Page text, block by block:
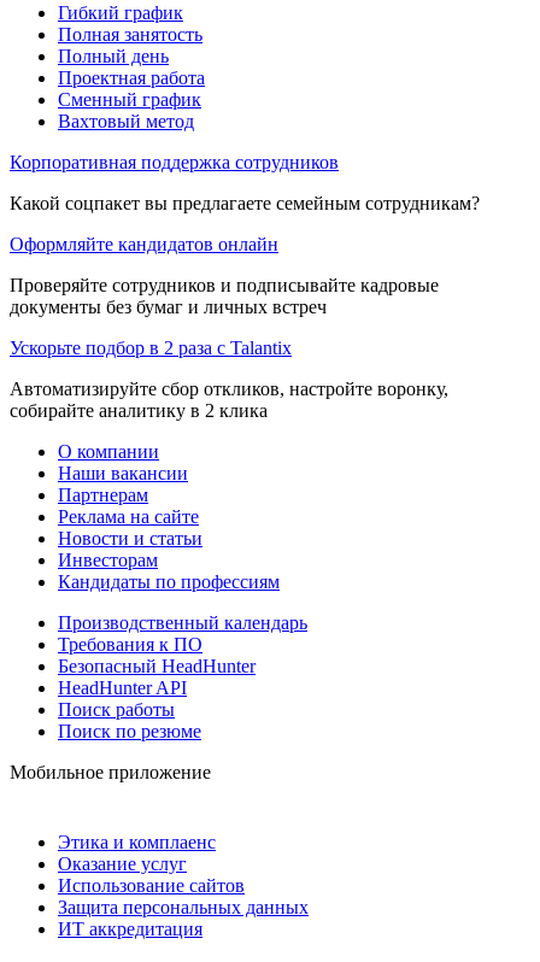
Гибкий график
Полная занятость
Полный день
Проектная работа
Сменный график
Вахтовый метод
Корпоративная поддержка сотрудников
Какой соцпакет вы предлагаете семейным сотрудникам?
Оформляйте кандидатов онлайн
Проверяйте сотрудников и подписывайте кадровые
документы без бумаг и личных встреч
Ускорьте подбор в 2 раза с Talantix
Автоматизируйте сбор откликов, настройте воронку,
собирайте аналитику в 2 клика
О компании
Наши вакансии
Партнерам
Реклама на сайте
Новости и статьи
Инвесторам
Кандидаты по профессиям
Производственный календарь
Требования к ПО
Безопасный HeadHunter
HeadHunter API
Поиск работы
Поиск по резюме
Мобильное приложение
Этика и комплаенс
Оказание услуг
Использование сайтов
Защита персональных данных
ИТ аккредитация